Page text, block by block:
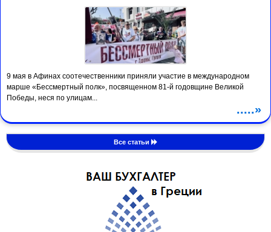
9 мая в Афинах соотечественники приняли участие в международном
марше «Бессмертный полк», посвященном 81-й годовщине Великой
Победы, неся по улицам...
.....»
Все статьи